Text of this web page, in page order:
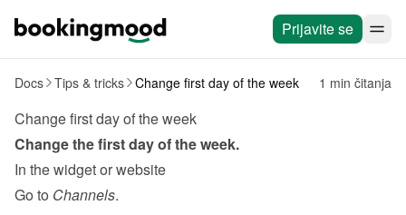
Prijavite se
Docs Tips & tricks Change first day of the week 1 min čitanja
Change first day of the week
Change the first day of the week.
In the widget or website
Go to Channels.